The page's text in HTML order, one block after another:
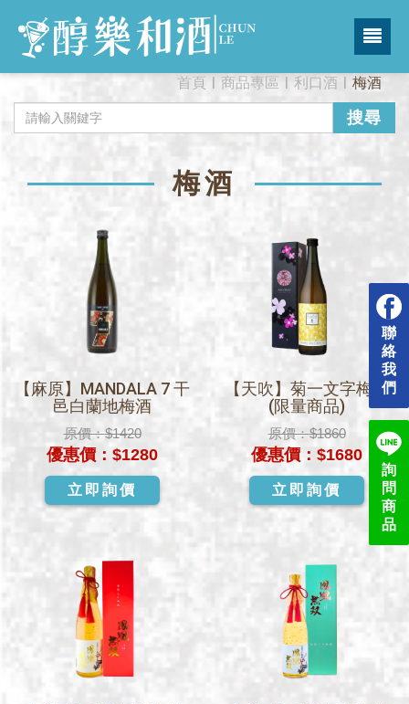
詢
問
商
品
聯
絡
我
們
首頁 商品專區 利口酒 梅酒
搜尋
梅酒
【麻原】MANDALA 7 干
邑白蘭地梅酒
原價：$1420
優惠價： $1280
立即詢價
【天吹】菊一文字梅酒
(限量商品)
原價：$1860
優惠價： $1680
立即詢價